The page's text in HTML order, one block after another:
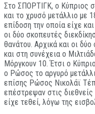
Στο ΣΠΟΡΤΙΓΚ, ο Κύπριος
και το χρυσό μετάλλιο με
επίδοση την οποία είχε
οι δύο σκοπευτές
θανάτου. Αρχικά και οι
και στη συνέχεια ο
Μόργκουν 10. Έτσι ο
ο Ρώσος το αργυρό
επίσης Ρώσος Νικολάϊ
επέστρεψαν στις
είχε τεθεί, λόγω της